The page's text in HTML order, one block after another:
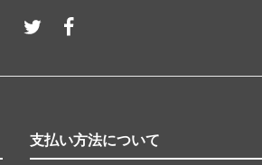
支払い方法について